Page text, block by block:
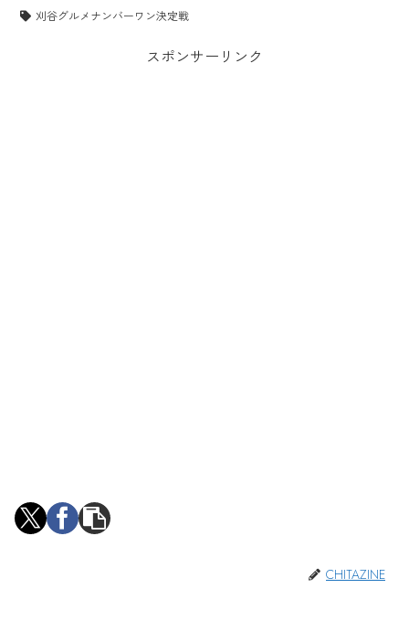
刈谷グルメナンバーワン決定戦
スポンサーリンク
CHITAZINE